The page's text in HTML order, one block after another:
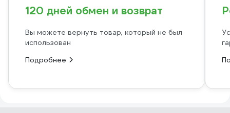
120 дней обмен и возврат
Вы можете вернуть товар, который не был
использован
Подробнее